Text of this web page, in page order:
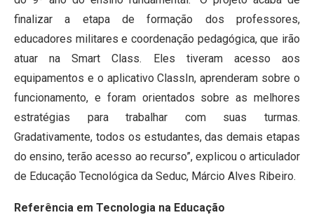
finalizar a etapa de formação dos professores,
educadores militares e coordenação pedagógica, que irão
atuar na Smart Class. Eles tiveram acesso aos
equipamentos e o aplicativo ClassIn, aprenderam sobre o
funcionamento, e foram orientados sobre as melhores
estratégias para trabalhar com suas turmas.
Gradativamente, todos os estudantes, das demais etapas
do ensino, terão acesso ao recurso”, explicou o articulador
de Educação Tecnológica da Seduc, Márcio Alves Ribeiro.
Referência em Tecnologia na Educação